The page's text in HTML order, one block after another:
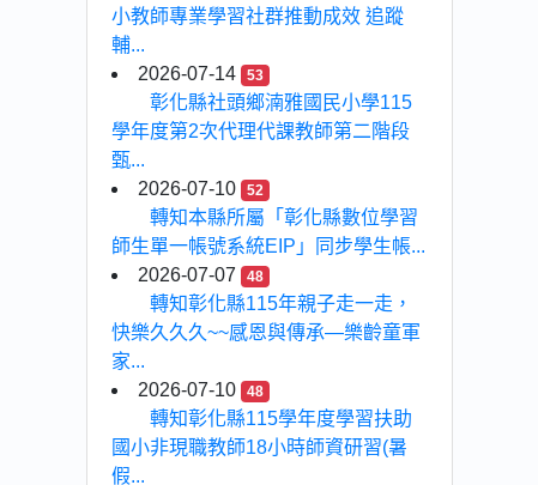
小教師專業學習社群推動成效 追蹤
輔...
2026-07-14
53
彰化縣社頭鄉湳雅國民小學115
學年度第2次代理代課教師第二階段
甄...
2026-07-10
52
轉知本縣所屬「彰化縣數位學習
師生單一帳號系統EIP」同步學生帳...
2026-07-07
48
轉知彰化縣115年親子走一走，
快樂久久久~~感恩與傳承—樂齡童軍
家...
2026-07-10
48
轉知彰化縣115學年度學習扶助
國小非現職教師18小時師資研習(暑
假...